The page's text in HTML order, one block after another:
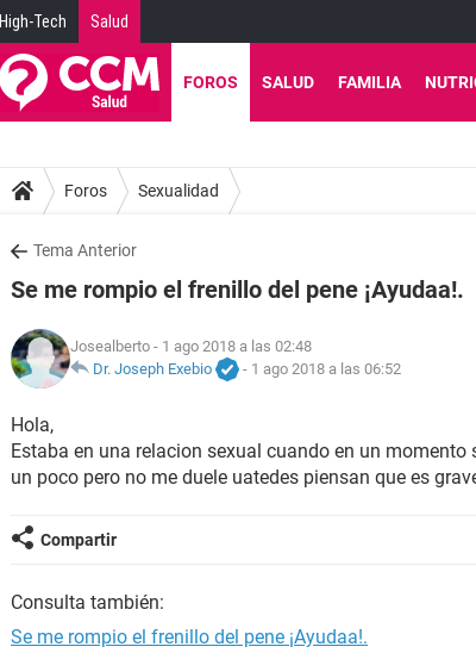
High-Tech Salud
FOROS SALUD FAMILIA
Foros Sexualidad
Tema Anterior
Se me rompio el frenillo del pene ¡Ayudaa!.
Josealberto - 1 ago 2018 a las 02:48
Dr. Joseph Exebio
- 1 ago 2018 a las 06:52
Hola,
Estaba en una relacion sexual cuando en un
un poco pero no me duele uatedes piensan que es
Compartir
Consulta también:
Se me rompio el frenillo del pene ¡Ayudaa!.